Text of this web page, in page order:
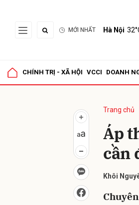
MỚI NHẤT Hà Nội
CHÍNH TRỊ - XÃ HỘI VCCI DOANH
Trang chủ
Áp
cần
Khôi